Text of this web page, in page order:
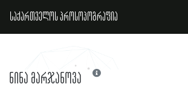
საქართველოს პროსოპოგრაფია
ნინა მარჯანოვა